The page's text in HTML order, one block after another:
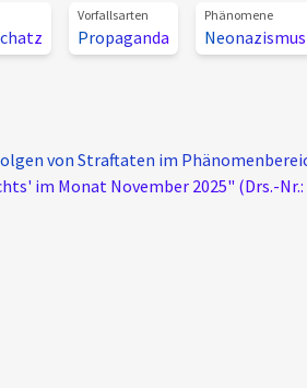
Vorfallsarten
Propaganda
Phänomene
Neonazismus
von Straftaten im
im Monat November 2025" (Drs.-Nr.: